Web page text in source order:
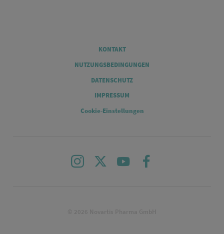
KONTAKT
NUTZUNGSBEDINGUNGEN
DATENSCHUTZ
IMPRESSUM
Cookie-Einstellungen
Instagram Youtube